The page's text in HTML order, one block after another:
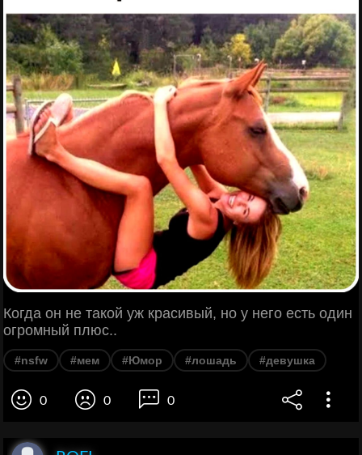
Когда он не такой уж красивый, но у него есть один
огромный плюс..
#nsfw #мем #Юмор #лошадь #девушка
0 0 0